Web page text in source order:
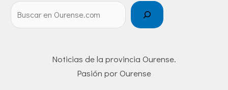
Noticias de la provincia Ourense.
Pasión por Ourense